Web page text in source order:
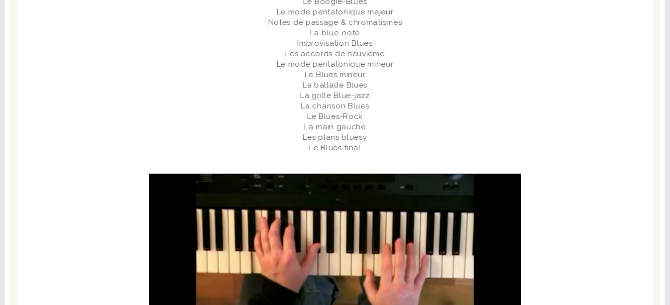
Le mode pentatonique majeur
Notes de passage & chromatismes
La blue-note
Improvisation Blues
Les accords de neuvième
Le mode pentatonique mineur
Le Blues mineur
La ballade Blues
La grille Blue-jazz
La chanson Blues
Le Blues-Rock
La main gauche
Les plans bluesy
Le Blues final